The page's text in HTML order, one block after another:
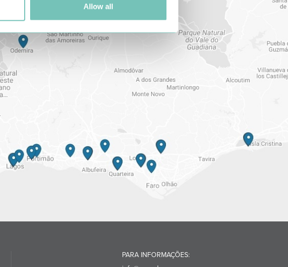
Allow all
PARA INFORMAÇÕES: